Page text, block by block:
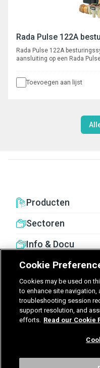
Rada Pulse 122A
Rada Pulse 122A
aansluiting op een Rada
mm knel.
Toevoegen aan lijst
Producten
Sectoren
Info & Docu
United Kingdom
Cookie
Cookies may be used on
to enhance site navigation,
troubleshooting session
support resolution, and
efforts. Read our Cookie